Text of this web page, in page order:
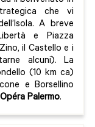
che vi
A breve
e Piazza
il Castello e i
alcuni). La
(10 km ca)
e Borsellino
Palermo.